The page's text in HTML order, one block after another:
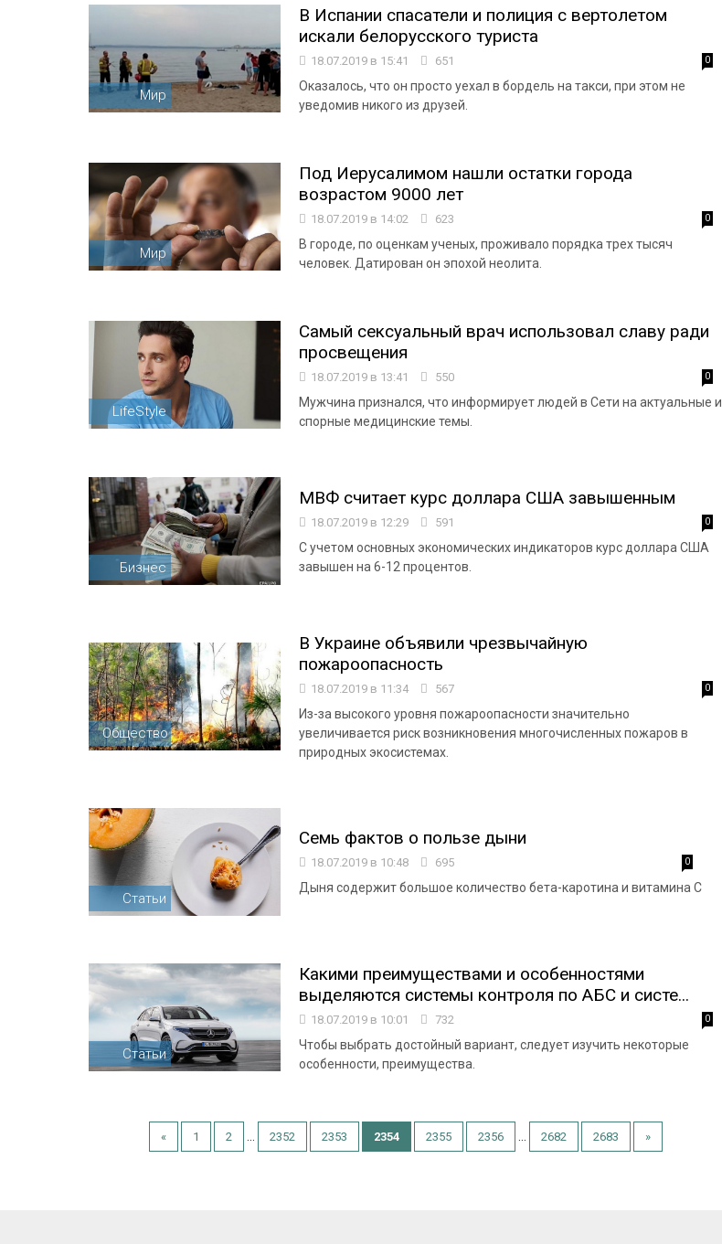
Мир
В Испании спасатели и полиция с вертолетом
искали белорусского туриста
18.07.2019 в 15:41 651 0
Оказалось, что он просто уехал в бордель на такси, при этом не
уведомив никого из друзей.
Мир
Под Иерусалимом нашли остатки города
возрастом 9000 лет
18.07.2019 в 14:02 623 0
В городе, по оценкам ученых, проживало порядка трех тысяч
человек. Датирован он эпохой неолита.
LifeStyle
Самый сексуальный врач использовал славу ради
просвещения
18.07.2019 в 13:41 550 0
Мужчина признался, что информирует людей в Сети на актуальные и
спорные медицинские темы.
Бизнес
МВФ считает курс доллара США завышенным
18.07.2019 в 12:29 591 0
С учетом основных экономических индикаторов курс доллара США
завышен на 6-12 процентов.
Общество
В Украине объявили чрезвычайную
пожароопасность
18.07.2019 в 11:34 567 0
Из-за высокого уровня пожароопасности значительно
увеличивается риск возникновения многочисленных пожаров в
природных экосистемах.
Статьи
Семь фактов о пользе дыни
18.07.2019 в 10:48 695 0
Дыня содержит большое количество бета-каротина и витамина С
Статьи
Какими преимуществами и особенностями
выделяются системы контроля по АБС и систе...
18.07.2019 в 10:01 732 0
Чтобы выбрать достойный вариант, следует изучить некоторые
особенности, преимущества.
« 1 2 2352 2353 2354 2355 2356 2682 2683 »